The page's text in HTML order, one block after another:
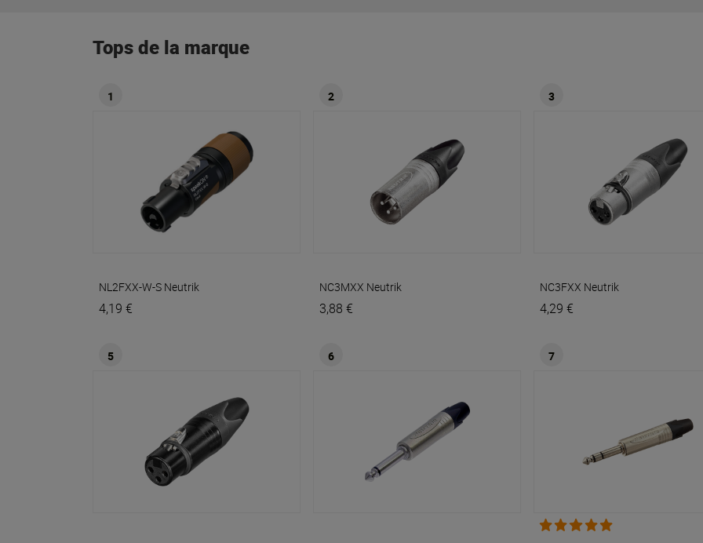
Tops de la marque
1
NL2FXX-W-S Neutrik
4,19 €
2
NC3MXX Neutrik
3,88 €
3
NC3FXX Neutrik
4,29 €
5 6 7